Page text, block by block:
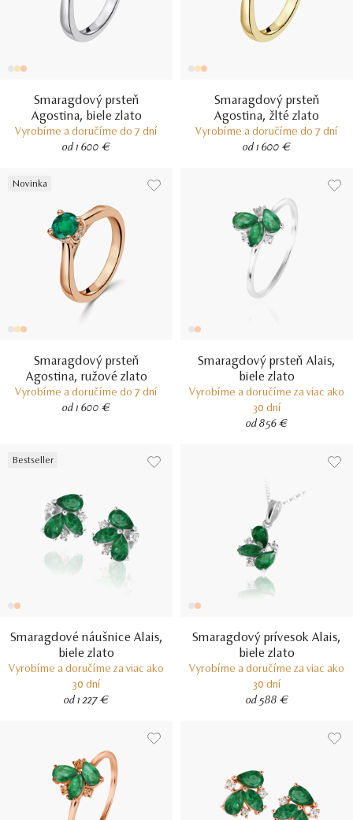
Smaragdový prsteň
Agostina, biele zlato
Vyrobíme a doručíme do 7 dní
od 1 600 €
Smaragdový prsteň
Agostina, žlté zlato
Vyrobíme a doručíme do 7 dní
od 1 600 €
Novinka
Smaragdový prsteň
Agostina, ružové zlato
Vyrobíme a doručíme do 7 dní
od 1 600 €
Smaragdový prsteň Alais,
biele zlato
Vyrobíme a doručíme za viac ako
30 dní
od 856 €
Bestseller
Smaragdové náušnice Alais,
biele zlato
Vyrobíme a doručíme za viac ako
30 dní
od 1 227 €
Smaragdový prívesok Alais,
biele zlato
Vyrobíme a doručíme za viac ako
30 dní
od 588 €